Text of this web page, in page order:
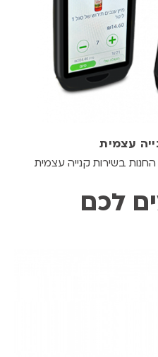
עצמית
בשירות קנייה עצמית
לכם